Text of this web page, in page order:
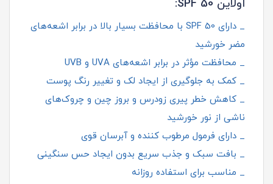
اولاین SPF 50:
_ دارای SPF 50 با محافظت بسیار بالا در برابر اشعه‌های
مضر خورشید
_ محافظت مؤثر در برابر اشعه‌های UVA و UVB
_ کمک به جلوگیری از ایجاد لک و تغییر رنگ پوست
_ کاهش خطر پیری زودرس و بروز چین‌ و چروک‌های
ناشی از نور خورشید
_ دارای فرمول مرطوب‌ کننده و آبرسان قوی
_ بافت سبک و جذب سریع بدون ایجاد حس سنگینی
_ مناسب برای استفاده روزانه